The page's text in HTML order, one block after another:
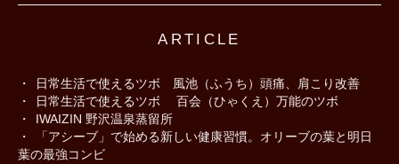
ARTICLE
日常生活で使えるツボ 風池（ふうち）頭痛、肩こり改善
日常生活で使えるツボ 百会（ひゃくえ）万能のツボ
IWAIZIN 野沢温泉蒸留所
「アシーブ」で始める新しい健康習慣。オリーブの葉と明日
葉の最強コンビ